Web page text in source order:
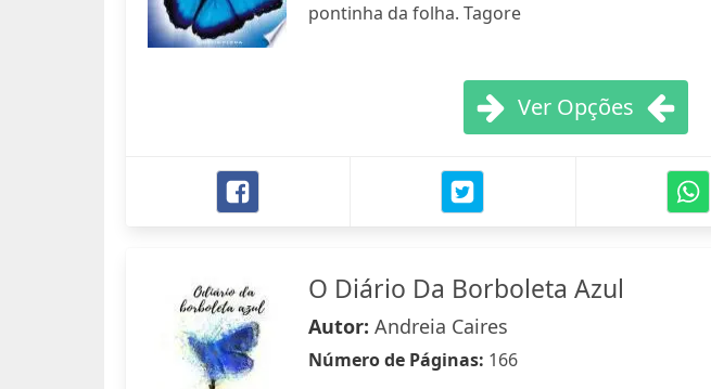
pontinha da folha. Tagore
Ver Opções
O Diário Da Borboleta Azul
Autor: Andreia Caires
Número de Páginas: 166